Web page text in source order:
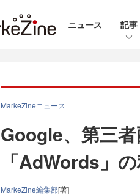
ニュース 記事
MarkeZineニュース
Google、第三
「AdWords」
MarkeZine編集部[著]